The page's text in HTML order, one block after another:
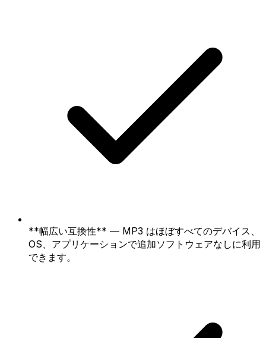
**幅広い互換性** — MP3 はほぼすべてのデバイス、
OS、アプリケーションで追加ソフトウェアなしに利用
できます。